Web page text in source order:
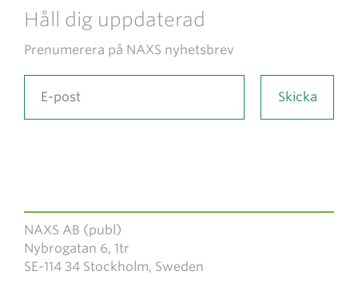
Håll dig uppdaterad
Prenumerera på NAXS nyhetsbrev
NAXS AB (publ)
Nybrogatan 6, 1tr
SE-114 34 Stockholm, Sweden